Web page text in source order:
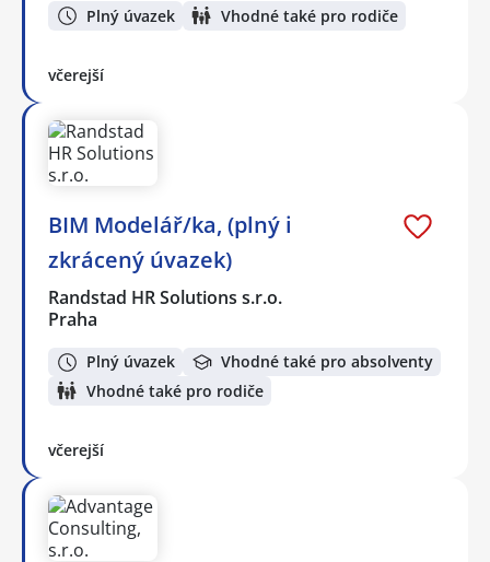
Plný úvazek Vhodné také pro rodiče
včerejší
BIM Modelář/ka, (plný i
zkrácený úvazek)
Randstad HR Solutions s.r.o.
Praha
Plný úvazek
Vhodné také pro absolventy
Vhodné také pro rodiče
včerejší